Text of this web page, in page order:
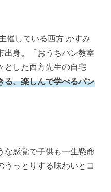
催している西方 かすみ
出身。「おうちパン教室
とした西方先生の自宅
る、楽しんで学べるパン
な感覚で子供も一生懸命
うっとりする味わいとコ